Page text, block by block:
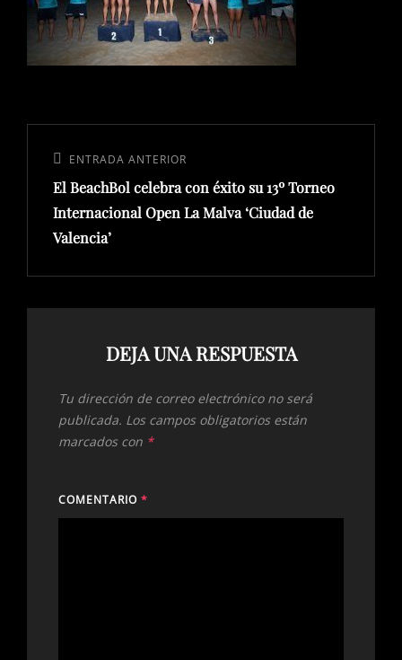
entradas
Entrada
anterior:
ENTRADA ANTERIOR
El BeachBol celebra con éxito su 13º Torneo
Internacional Open La Malva ‘Ciudad de
Valencia’
DEJA UNA RESPUESTA
Tu dirección de correo electrónico no será
publicada. Los campos obligatorios están
marcados con *
COMENTARIO *